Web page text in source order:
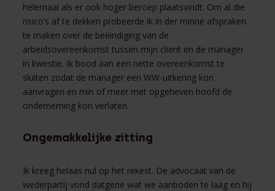
helemaal als er ook hoger beroep plaatsvindt. Om al die
risico’s af te dekken probeerde ik in der minne afspraken
te maken over de beëindiging van de
arbeidsovereenkomst tussen mijn client en de manager
in kwestie. Ik bood aan een nette overeenkomst te
sluiten zodat de manager een WW-uitkering kon
aanvragen en min of meer met opgeheven hoofd de
onderneming kon verlaten.
Ongemakkelijke zitting
Ik kreeg helaas nul op het rekest. De advocaat van de
wederpartij vond datgene wat we aanboden te laag en hij